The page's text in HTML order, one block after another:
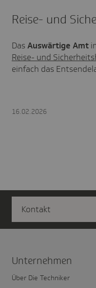
Reise- und
Das Auswärtige Amt
Reise- und
einfach das
16.02.2026
Kontakt
Unter­nehmen
Über Die Techniker